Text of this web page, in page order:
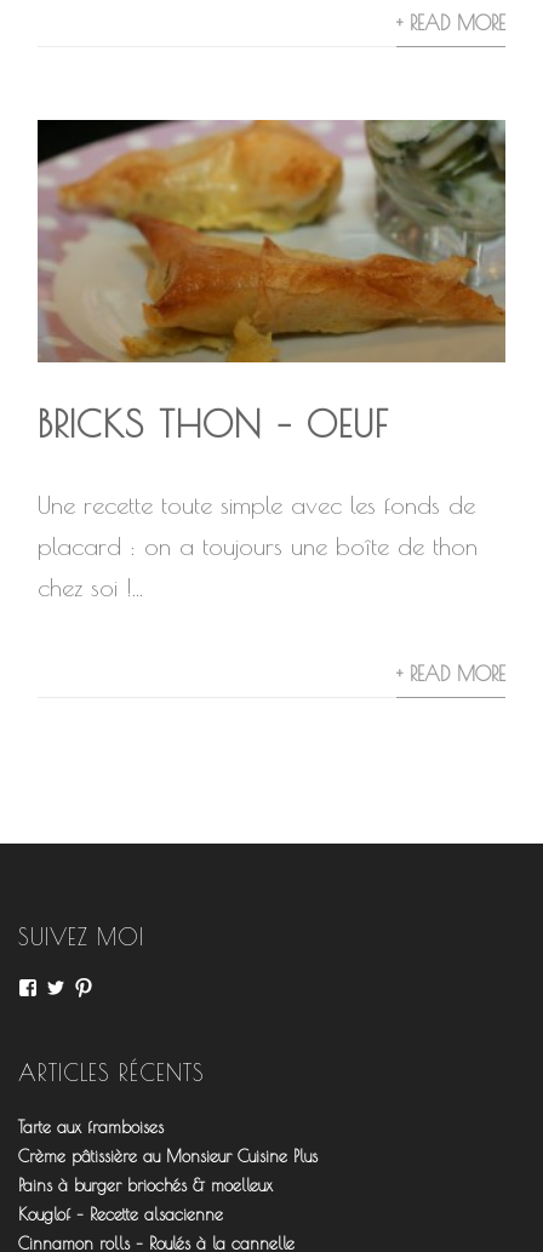
+ READ MORE
BRICKS THON – OEUF
Une recette toute simple avec les fonds de
placard : on a toujours une boîte de thon
chez soi !...
+ READ MORE
SUIVEZ MOI
Voir
fourchettesflo
sur
Voir
@fourchettesflo
sur
fleurjeanne
sur
ARTICLES RÉCENTS
Tarte aux framboises
Crème pâtissière au Monsieur Cuisine Plus
Pains à burger briochés & moelleux
Kouglof – Recette alsacienne
Cinnamon rolls – Roulés à la cannelle